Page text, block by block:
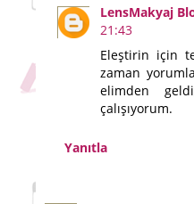
LensMakyaj
21:43
Eleştirin için
zaman
elimden
çalışıyorum.
Yanıtla